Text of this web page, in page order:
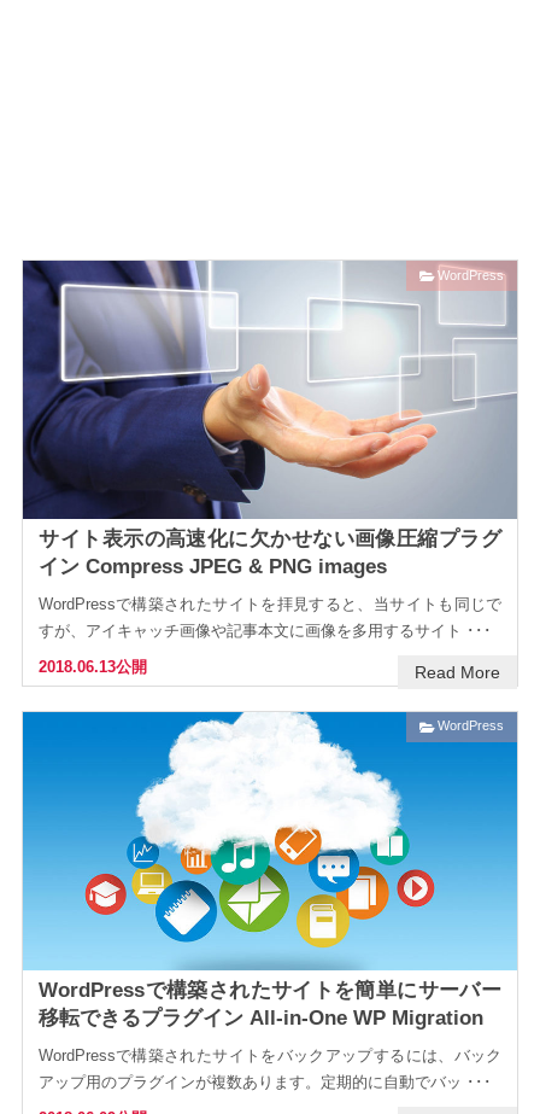
WordPress
サイト表示の高速化に欠かせない画像圧縮プラグ
イン Compress JPEG & PNG images
WordPressで構築されたサイトを拝見すると、当サイトも同じで
すが、アイキャッチ画像や記事本文に画像を多用するサイト ･･･
2018.06.13公開 Read More
WordPress
WordPressで構築されたサイトを簡単にサーバー
移転できるプラグイン All-in-One WP Migration
WordPressで構築されたサイトをバックアップするには、バック
アップ用のプラグインが複数あります。定期的に自動でバッ ･･･